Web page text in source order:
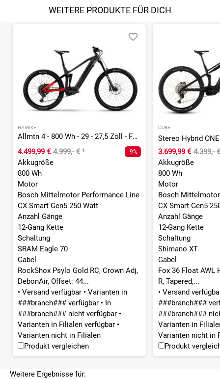
WEITERE PRODUKTE FÜR DICH
HAIBIKE
Allmtn 4 - 800 Wh - 29 - 27,5 Zoll - Fully
4.499,99 € 4.999,- €¹ -9%
Akkugröße
800 Wh
Motor
Bosch Mittelmotor Performance Line
CX Smart Gen5 250 Watt
Anzahl Gänge
12-Gang Kette
Schaltung
SRAM Eagle 70
Gabel
RockShox Psylo Gold RC, Crown Adj,
DebonAir, Offset: 44...
• Versand verfügbar • Varianten in
###branch### verfügbar • In
###branch### nicht verfügbar •
Varianten in Filialen verfügbar •
Varianten nicht in Filialen
Produkt vergleichen
CUBE
3.699,99 € 4.399,-
Akkugröße
800 Wh
Motor
Bosch
CX Smart Gen5
Anzahl Gänge
12-Gang Kette
Schaltung
Shimano XT
Gabel
Fox 36 Float AWL
R, Tapered,...
• Versand
###branch###
###branch###
Varianten in
Varianten nicht in
Produkt
Weitere Ergebnisse für: